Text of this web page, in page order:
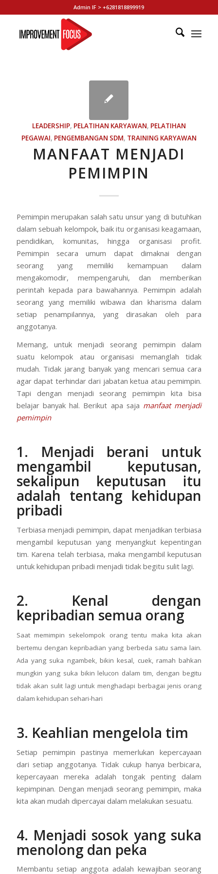
Admin IF > +6281818899919
LEADERSHIP, PELATIHAN KARYAWAN, PELATIHAN
PEGAWAI, PENGEMBANGAN SDM, TRAINING KARYAWAN
MANFAAT MENJADI
PEMIMPIN
Pemimpin merupakan salah satu unsur yang di butuhkan
dalam sebuah kelompok, baik itu organisasi keagamaan,
pendidikan, komunitas, hingga organisasi profit.
Pemimpin secara umum dapat dimaknai dengan
seorang yang memiliki kemampuan dalam
mengakomodir, mempengaruhi, dan memberikan
perintah kepada para bawahannya. Pemimpin adalah
seorang yang memiliki wibawa dan kharisma dalam
setiap penampilannya, yang dirasakan oleh para
anggotanya.
Memang, untuk menjadi seorang pemimpin dalam
suatu kelompok atau organisasi memanglah tidak
mudah. Tidak jarang banyak yang mencari semua cara
agar dapat terhindar dari jabatan ketua atau pemimpin.
Tapi dengan menjadi seorang pemimpin kita bisa
belajar banyak hal. Berikut apa saja manfaat menjadi
pemimpin
1. Menjadi berani untuk
mengambil keputusan,
sekalipun keputusan itu
adalah tentang kehidupan
pribadi
Terbiasa menjadi pemimpin, dapat menjadikan terbiasa
mengambil keputusan yang menyangkut kepentingan
tim. Karena telah terbiasa, maka mengambil keputusan
untuk kehidupan pribadi menjadi tidak begitu sulit lagi.
2. Kenal dengan
kepribadian semua orang
Saat memimpin sekelompok orang tentu maka kita akan
bertemu dengan kepribadian yang berbeda satu sama lain.
Ada yang suka ngambek, bikin kesal, cuek, ramah bahkan
mungkin yang suka bikin lelucon dalam tim, dengan begitu
tidak akan sulit lagi untuk menghadapi berbagai jenis orang
dalam kehidupan sehari-hari
3. Keahlian mengelola tim
Setiap pemimpin pastinya memerlukan kepercayaan
dari setiap anggotanya. Tidak cukup hanya berbicara,
kepercayaan mereka adalah tongak penting dalam
kepimpinan. Dengan menjadi seorang pemimpin, maka
kita akan mudah dipercayai dalam melakukan sesuatu.
4. Menjadi sosok yang suka
menolong dan peka
Membantu setiap anggota adalah kewajiban seorang